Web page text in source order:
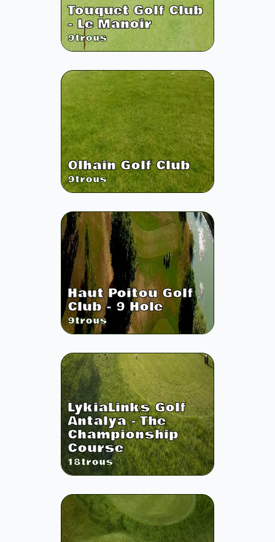
Touquet Golf Club
- Le Manoir
9trous
Olhain Golf Club
9trous
Haut Poitou Golf
Club - 9 Hole
9trous
LykiaLinks Golf
Antalya - The
Championship
Course
18trous